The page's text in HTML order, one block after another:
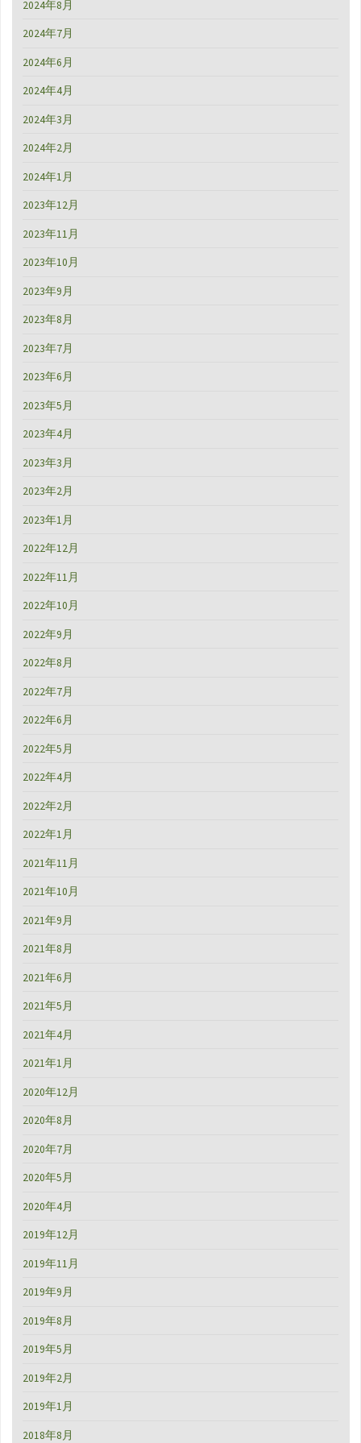
2024年8月
2024年7月
2024年6月
2024年4月
2024年3月
2024年2月
2024年1月
2023年12月
2023年11月
2023年10月
2023年9月
2023年8月
2023年7月
2023年6月
2023年5月
2023年4月
2023年3月
2023年2月
2023年1月
2022年12月
2022年11月
2022年10月
2022年9月
2022年8月
2022年7月
2022年6月
2022年5月
2022年4月
2022年2月
2022年1月
2021年11月
2021年10月
2021年9月
2021年8月
2021年6月
2021年5月
2021年4月
2021年1月
2020年12月
2020年8月
2020年7月
2020年5月
2020年4月
2019年12月
2019年11月
2019年9月
2019年8月
2019年5月
2019年2月
2019年1月
2018年8月